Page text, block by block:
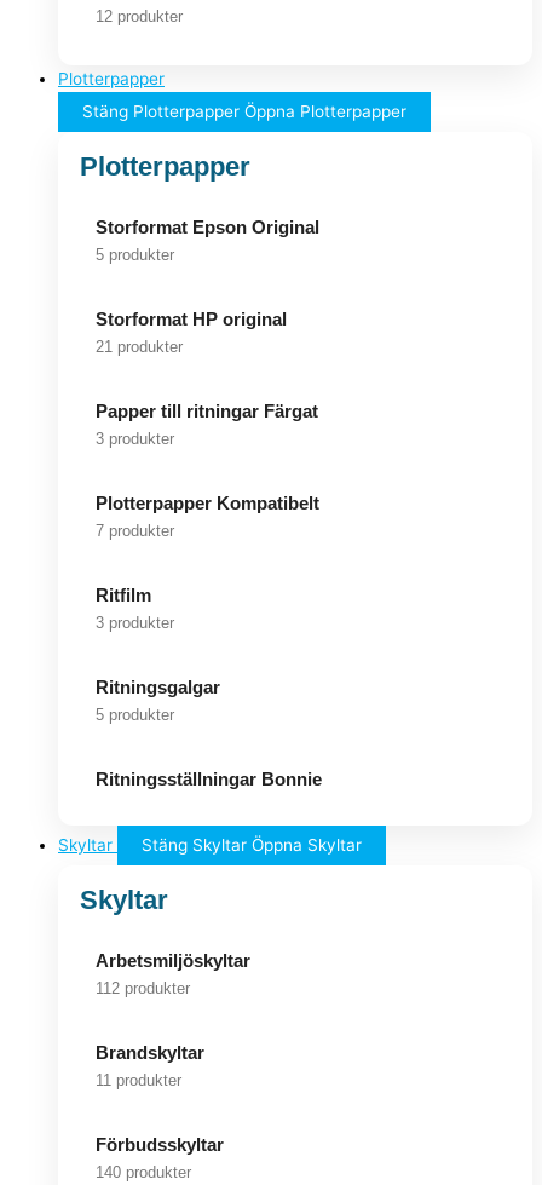
12 produkter
Plotterpapper
Stäng Plotterpapper Öppna Plotterpapper
Plotterpapper
Storformat Epson Original
5 produkter
Storformat HP original
21 produkter
Papper till ritningar Färgat
3 produkter
Plotterpapper Kompatibelt
7 produkter
Ritfilm
3 produkter
Ritningsgalgar
5 produkter
Ritningsställningar Bonnie
Skyltar Stäng Skyltar Öppna Skyltar
Skyltar
Arbetsmiljöskyltar
112 produkter
Brandskyltar
11 produkter
Förbudsskyltar
140 produkter